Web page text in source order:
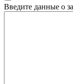
Введите данные о